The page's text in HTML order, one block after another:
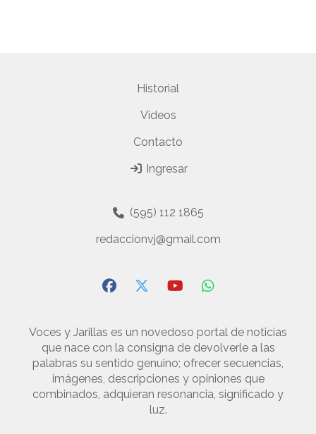
Historial
Videos
Contacto
Ingresar
Voces y Jarillas es un novedoso portal de noticias
que nace con la consigna de devolverle a las
palabras su sentido genuino; ofrecer secuencias,
imágenes, descripciones y opiniones que
combinados, adquieran resonancia, significado y
luz.
(595) 112 1865
redaccionvj@gmail.com